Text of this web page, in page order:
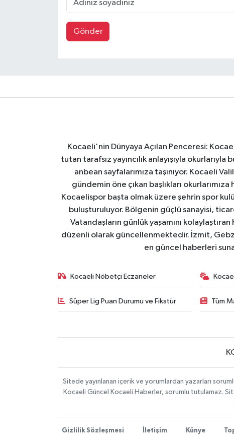
Gönder
Kocaeli'nin Dünyaya Açılan Penceresi:
tutan tarafsız yayıncılık anlayışıyla
anbean sayfalarımıza taşınıyor. Kocaeli
gündemin öne çıkan başlıkları
Kocaelispor başta olmak üzere şehrin spor
buluşturuluyor. Bölgenin güçlü sanayisi,
Vatandaşların günlük yaşamını
düzenli olarak güncellenmektedir. İzmit,
en güncel haberleri
Kocaeli Nöbetçi Eczaneler
Süper Lig Puan Durumu ve Fikstür Tüm
Sitede yayınlanan içerik ve yorumlardan yazarları
Kocaeli Güncel Kocaeli Haberler, sorumlu tutulamaz.
Gizlilik Sözleşmesi İletişim Künye